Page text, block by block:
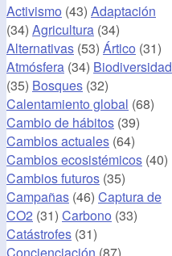
Activismo (43) Adaptación
(34) Agricultura (34)
Alternativas (53) Ártico (31)
Atmósfera (34) Biodiversidad
(35) Bosques (32)
Calentamiento global (68)
Cambio de hábitos (39)
Cambios actuales (64)
Cambios ecosistémicos (40)
Cambios futuros (35)
Campañas (46) Captura de
CO2 (31) Carbono (33)
Catástrofes (31)
Concienciación (87)